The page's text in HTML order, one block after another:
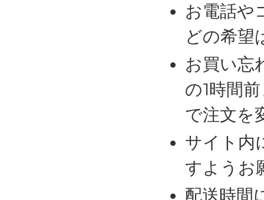
お電話や
どの希望
お買い忘
の1時間
で注文を
サイト内
すようお
配送時間